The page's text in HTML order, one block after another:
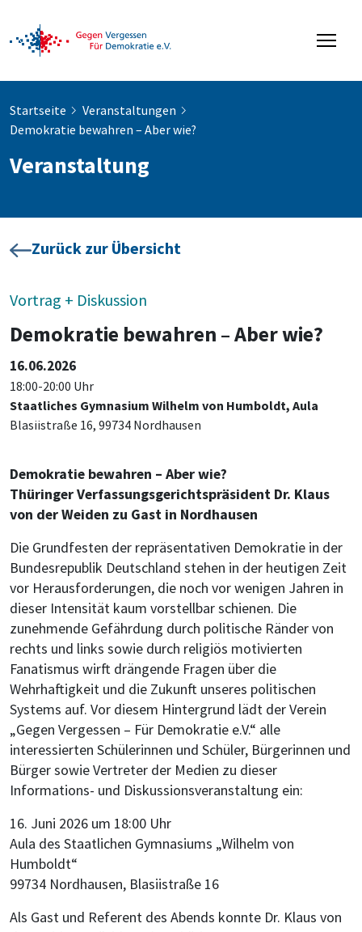
Startseite
Veranstaltungen
Demokratie bewahren – Aber wie?
Veranstaltung
Zurück zur Übersicht
Vortrag + Diskussion
Demokratie bewahren – Aber wie?
16.06.2026
18:00-20:00 Uhr
Staatliches Gymnasium Wilhelm von Humboldt, Aula
Blasiistraße 16, 99734 Nordhausen
Demokratie bewahren – Aber wie?
Thüringer Verfassungsgerichtspräsident Dr. Klaus
von der Weiden zu Gast in Nordhausen
Die Grundfesten der repräsentativen Demokratie in der
Bundesrepublik Deutschland stehen in der heutigen Zeit
vor Herausforderungen, die noch vor wenigen Jahren in
dieser Intensität kaum vorstellbar schienen. Die
zunehmende Gefährdung durch politische Ränder von
rechts und links sowie durch religiös motivierten
Fanatismus wirft drängende Fragen über die
Wehrhaftigkeit und die Zukunft unseres politischen
Systems auf. Vor diesem Hintergrund lädt der Verein
„Gegen Vergessen – Für Demokratie e.V.“ alle
interessierten Schülerinnen und Schüler, Bürgerinnen und
Bürger sowie Vertreter der Medien zu dieser
Informations- und Diskussionsveranstaltung ein:
16. Juni 2026 um 18:00 Uhr
Aula des Staatlichen Gymnasiums „Wilhelm von
Humboldt“
99734 Nordhausen, Blasiistraße 16
Als Gast und Referent des Abends konnte Dr. Klaus von